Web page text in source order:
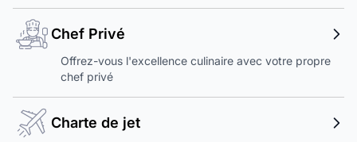
Chef Privé
Offrez-vous l'excellence culinaire avec votre propre
chef privé
Charte de jet